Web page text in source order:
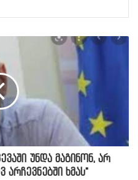
უნდა მაგინონ, არ
არჩევნებში ხმას"